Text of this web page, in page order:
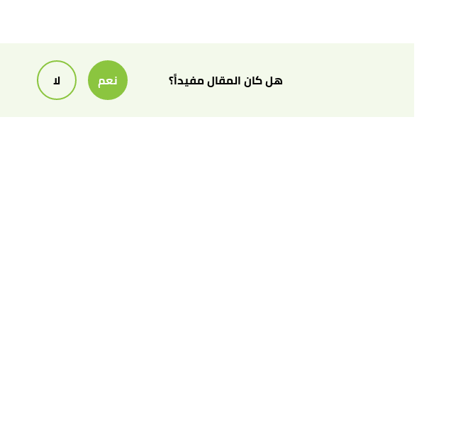
Women and Couples, 4 Fl oz"
,www.k-y.com
هل كان المقال مفيداً؟ نعم لا